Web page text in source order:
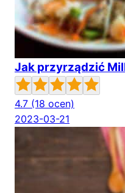
Jak przyrządzić
4.7 (18 ocen)
2023-03-21